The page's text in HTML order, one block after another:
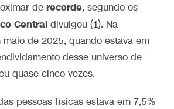
derecorde, segundo os
Central divulgou (1). Na
de 2025, quando estava em
desse universo de
quase cinco vezes.
pessoas físicas estava em 7,5%